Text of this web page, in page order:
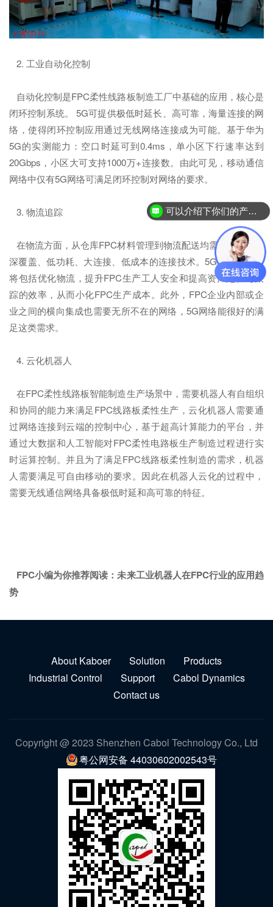
2. 工业自动化控制
自动化控制是FPC柔性线路板制造工厂中基础的应用，核心是
闭环控制系统。 5G可提供极低时延长、高可靠，海量连接的网
络，使得闭环控制应用通过无线网络连接成为可能。基于华为
5G的实测能力：空口时延可到0.4ms，单小区下行速率达到
20Gbps，小区大可支持1000万+连接数。由此可见，移动通信
网络中仅有5G网络可满足闭环控制对网络的要求。
3. 物流追踪
在物流方面，从仓库FPC材料管理到物流配送均需要广覆盖、
深覆盖、低功耗、大连接、低成本的连接技术。5G提供的改进
将包括优化物流，提升FPC生产工人安全和提高资产定位与跟
踪的效率，从而小化FPC生产成本。此外，FPC企业内部或企
业之间的横向集成也需要无所不在的网络，5G网络能很好的满
足这类需求。
4. 云化机器人
在FPC柔性线路板智能制造生产场景中，需要机器人有自组织
和协同的能力来满足FPC线路板柔性生产，云化机器人需要通
过网络连接到云端的控制中心，基于超高计算能力的平台，并
通过大数据和人工智能对FPC柔性电路板生产制造过程进行实
时运算控制。并且为了满足FPC线路板柔性制造的需求，机器
人需要满足可自由移动的要求。因此在机器人云化的过程中，
需要无线通信网络具备极低时延和高可靠的特征。
FPC小编为你推荐阅读：未来工业机器人在FPC行业的应用趋
势
About Kaboer Solution
Products
Industrial Control
Support
Cabol Dynamics
Contact us
Copyright @ 2023 Shenzhen Cabol Technology Co., Ltd
粤公网安备 44030602002543号
可以介绍下你们的产品么？